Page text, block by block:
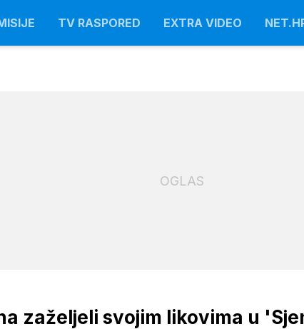
TV RASPORED EXTRA VIDEO
OGLAS
zaželjeli svojim likovima u